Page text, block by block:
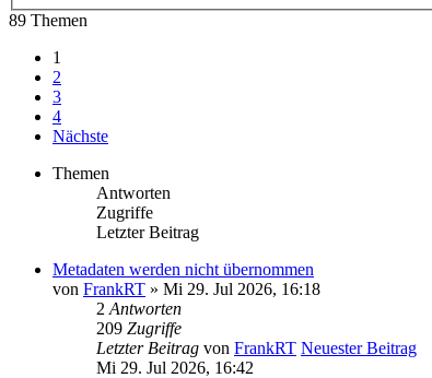
89 Themen
1
2
3
4
Nächste
Themen
Antworten
Zugriffe
Letzter Beitrag
Metadaten werden nicht übernommen
von FrankRT » Mi 29. Jul 2026, 16:18
2 Antworten
209 Zugriffe
Letzter Beitrag von FrankRT Neuester Beitrag
Mi 29. Jul 2026, 16:42